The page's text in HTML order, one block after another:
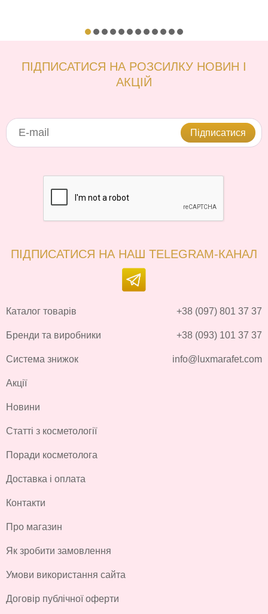
ПІДПИСАТИСЯ НА РОЗСИЛКУ НОВИН І
АКЦІЙ
Підписатися
ПІДПИСАТИСЯ НА НАШ TELEGRAM-КАНАЛ
Каталог товарів
Бренди та виробники
Система знижок
Акції
Новини
Статті з косметології
Поради косметолога
Доставка і оплата
Контакти
Про магазин
Як зробити замовлення
Умови використання сайта
Договір публічної оферти
+38 (097) 801 37 37
+38 (093) 101 37 37
info@luxmarafet.com